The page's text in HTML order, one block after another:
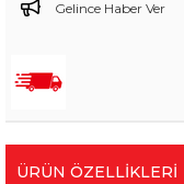
Gelince Haber Ver
ÜRÜN ÖZELLIKLERI